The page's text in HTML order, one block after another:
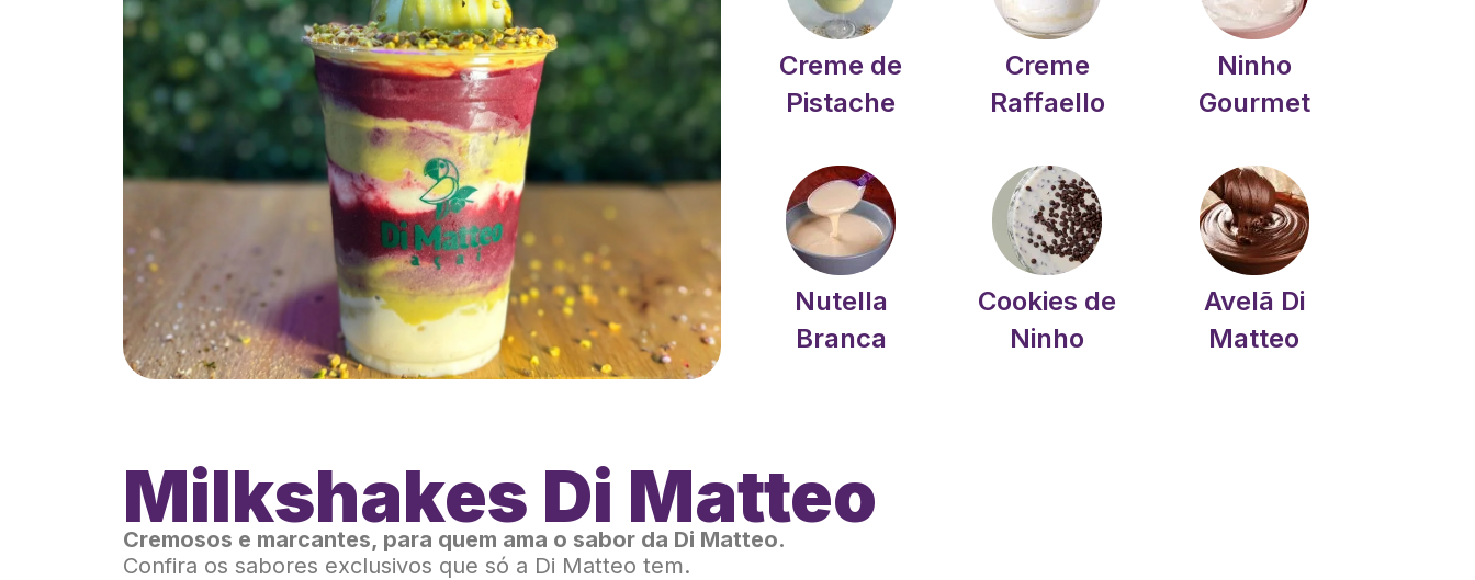
Creme de
Pistache
Creme
Raffaello
Ninho
Gourmet
Nutella
Branca
Cookies de
Ninho
Avelã Di
Matteo
Milkshakes Di Matteo
Cremosos e marcantes, para quem ama o sabor da Di Matteo.
Confira os sabores exclusivos que só a Di Matteo tem.